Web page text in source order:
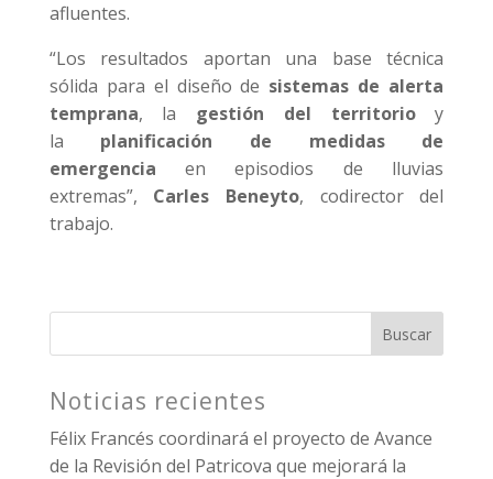
afluentes.
“Los resultados aportan una base técnica
sólida para el diseño de sistemas de alerta
temprana, la gestión del territorioy
la planificación de medidas de
emergencia en episodios de lluvias
extremas”, Carles Beneyto, codirector del
trabajo.
Buscar
Noticias recientes
Félix Francés coordinará el proyecto de Avance
de la Revisión del Patricova que mejorará la